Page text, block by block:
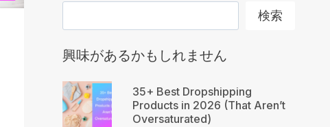
検索
興味があるかもしれません
35+ Best Dropshipping
Products in 2026 (That Aren’t
Oversaturated)